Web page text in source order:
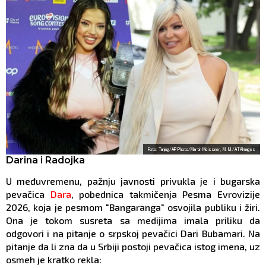
Foto: Tanjug/AP Photo/Martin Meissner, M. M./ATAImages
Darina i Radojka
U međuvremenu, pažnju javnosti privukla je i bugarska
pevačica Dara, pobednica takmičenja Pesma Evrovizije
2026, koja je pesmom "Bangaranga" osvojila publiku i žiri.
Ona je tokom susreta sa medijima imala priliku da
odgovori i na pitanje o srpskoj pevačici Dari Bubamari. Na
pitanje da li zna da u Srbiji postoji pevačica istog imena, uz
osmeh je kratko rekla: